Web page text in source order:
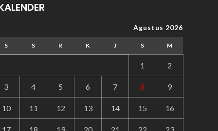
Agustus 2026
S S R K J S M
1 2
3 4 5 6 7 8 9
10 11 12 13 14 15 16